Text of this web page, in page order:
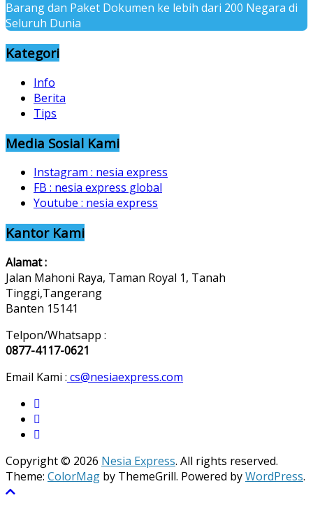
Barang dan Paket Dokumen ke lebih dari 200 Negara di
Seluruh Dunia
Kategori
Info
Berita
Tips
Media Sosial Kami
Instagram : nesia express
FB : nesia express global
Youtube : nesia express
Kantor Kami
Alamat :
Jalan Mahoni Raya, Taman Royal 1, Tanah
Tinggi,Tangerang
Banten 15141
Telpon/Whatsapp :
0877-4117-0621
Email Kami : cs@nesiaexpress.com
Copyright © 2026 Nesia Express. All rights reserved.
Theme: ColorMag by ThemeGrill. Powered byWordPress.